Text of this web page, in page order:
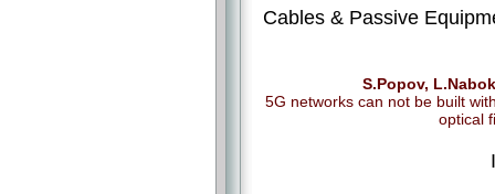
Cables & Passive
S.Popov,
5G networks can not be built
optical